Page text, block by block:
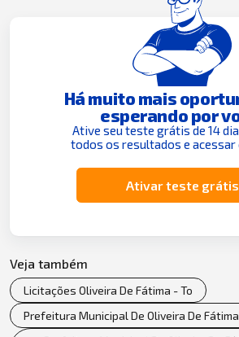
Há muito mais
esperando por
Ative seu teste grátis de 14
todos os resultados e acessar
Ativar teste grátis
Veja também
Licitações Oliveira De Fátima - To
Prefeitura Municipal De Oliveira De